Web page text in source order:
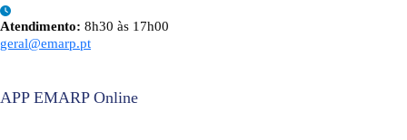
Atendimento: 8h30 às 17h00
geral@emarp.pt
APP EMARP Online